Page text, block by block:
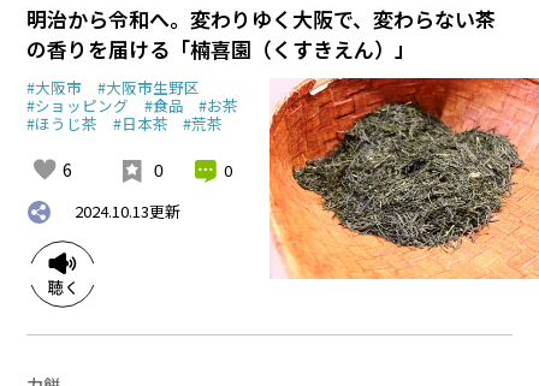
明治から令和へ。変わりゆく大阪で、変わらない茶
の香りを届ける「楠喜園（くすきえん）」
#大阪市 #大阪市生野区
#ショッピング #食品 #お茶
#ほうじ茶 #日本茶 #荒茶
6 0
0
2024.10.13更新